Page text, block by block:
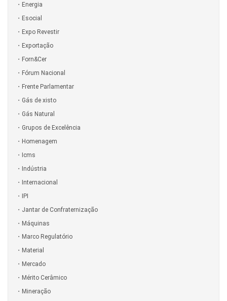
Energia
Esocial
Expo Revestir
Exportação
Forn&Cer
Fórum Nacional
Frente Parlamentar
Gás de xisto
Gás Natural
Grupos de Excelência
Homenagem
Icms
Indústria
Internacional
IPI
Jantar de Confraternização
Máquinas
Marco Regulatório
Material
Mercado
Mérito Cerâmico
Mineração